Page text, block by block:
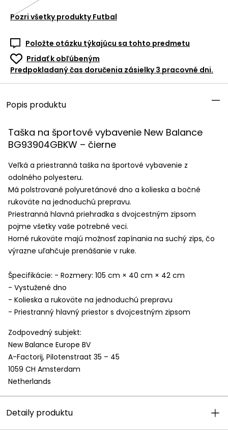
Pozri všetky produkty Futbal
Položte otázku týkajúcu sa tohto predmetu
Pridať k obľúbeným
Predpokladaný čas doručenia zásielky 3 pracovné dni.
Popis produktu
Taška na športové vybavenie New Balance
BG93904GBKW – čierne
Veľká a priestranná taška na športové vybavenie z
odolného polyesteru.
Má polstrované polyuretánové dno a kolieska a bočné
rukoväte na jednoduchú prepravu.
Priestranná hlavná priehradka s dvojcestným zipsom
pojme všetky vaše potrebné veci.
Horné rukoväte majú možnosť zapínania na suchý zips, čo
výrazne uľahčuje prenášanie v ruke.
Špecifikácie: - Rozmery: 105 cm × 40 cm × 42 cm
- Vystužené dno
- Kolieska a rukoväte na jednoduchú prepravu
- Priestranný hlavný priestor s dvojcestným zipsom
Zodpovedný subjekt:
New Balance Europe BV
A-Factorij, Pilotenstraat 35 – 45
1059 CH Amsterdam
Netherlands
Detaily produktu